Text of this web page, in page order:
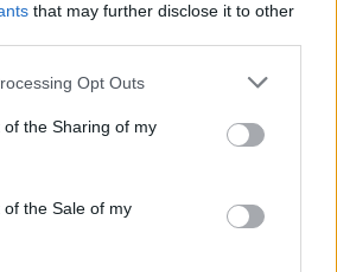
that may further disclose it to other
Opt Outs
the Sharing of my
the Sale of my